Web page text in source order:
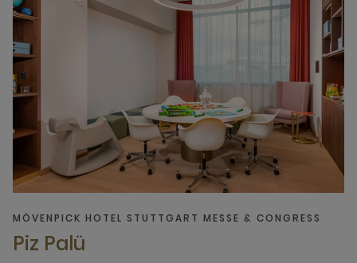
MÖVENPICK HOTEL STUTTGART MESSE & CONGRESS
Piz Palü